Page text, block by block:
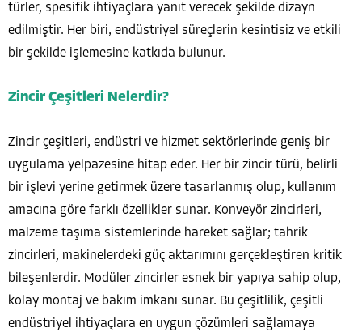
türler, spesifik ihtiyaçlara yanıt verecek şekilde dizayn
edilmiştir. Her biri, endüstriyel süreçlerin kesintisiz ve etkili
bir şekilde işlemesine katkıda bulunur.
Zincir Çeşitleri Nelerdir?
Zincir çeşitleri, endüstri ve hizmet sektörlerinde geniş bir
uygulama yelpazesine hitap eder. Her bir zincir türü, belirli
bir işlevi yerine getirmek üzere tasarlanmış olup, kullanım
amacına göre farklı özellikler sunar. Konveyör zincirleri,
malzeme taşıma sistemlerinde hareket sağlar; tahrik
zincirleri, makinelerdeki güç aktarımını gerçekleştiren kritik
bileşenlerdir. Modüler zincirler esnek bir yapıya sahip olup,
kolay montaj ve bakım imkanı sunar. Bu çeşitlilik, çeşitli
endüstriyel ihtiyaçlara en uygun çözümleri sağlamaya